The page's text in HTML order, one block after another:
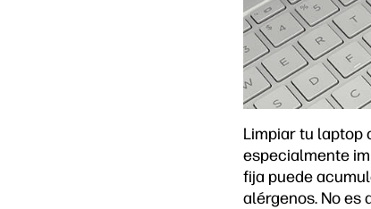
Limpiar tu laptop
especialmente
fija puede
alérgenos. No es